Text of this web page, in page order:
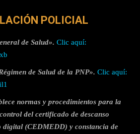
POLICIAL
de Salud». Clic aquí:
de Salud de la PNP». Clic aquí:
normas y procedimientos para la
del certificado de descanso
(CEDMEDD) y constancia de